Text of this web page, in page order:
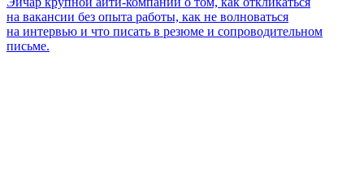
на вакансии без опыта работы, как не волноваться
на интервью и что писать в резюме и сопроводительном
письме.